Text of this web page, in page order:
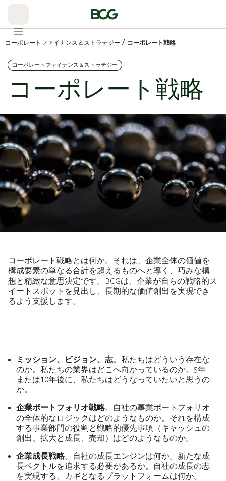
コーポレートファイナンス＆ストラテジー / コーポレート戦略
コーポレートファイナンス＆ストラテジー
コーポレート戦略
コーポレート戦略とは何か。それは、企業全体の価値を
構成要素の単なる合計を超えるものへと導く、巧みな構
想と精緻な意思決定です。BCGは、企業が自らの戦略的ス
イートスポットを見出し、長期的な価値創出を実現でき
るよう支援します。
ミッション、ビジョン、志。私たちはどういう存在な
のか。私たちの業界はどこへ向かっているのか。5年
または10年後に、私たちはどうなっていたいと思うの
か。
企業ポートフォリオ戦略。自社の事業ポートフォリオ
の全体的なロジックはどのようなものか。それを構成
する事業部門の役割と戦略的優先事項（キャッシュの
創出、拡大と成長、売却）はどのようなものか。
企業成長戦略。自社の成長エンジンは何か。新たな成
長ベクトルを追求する必要があるか。自社の成長の志
を実現する、カギとなるプラットフォームは何か。